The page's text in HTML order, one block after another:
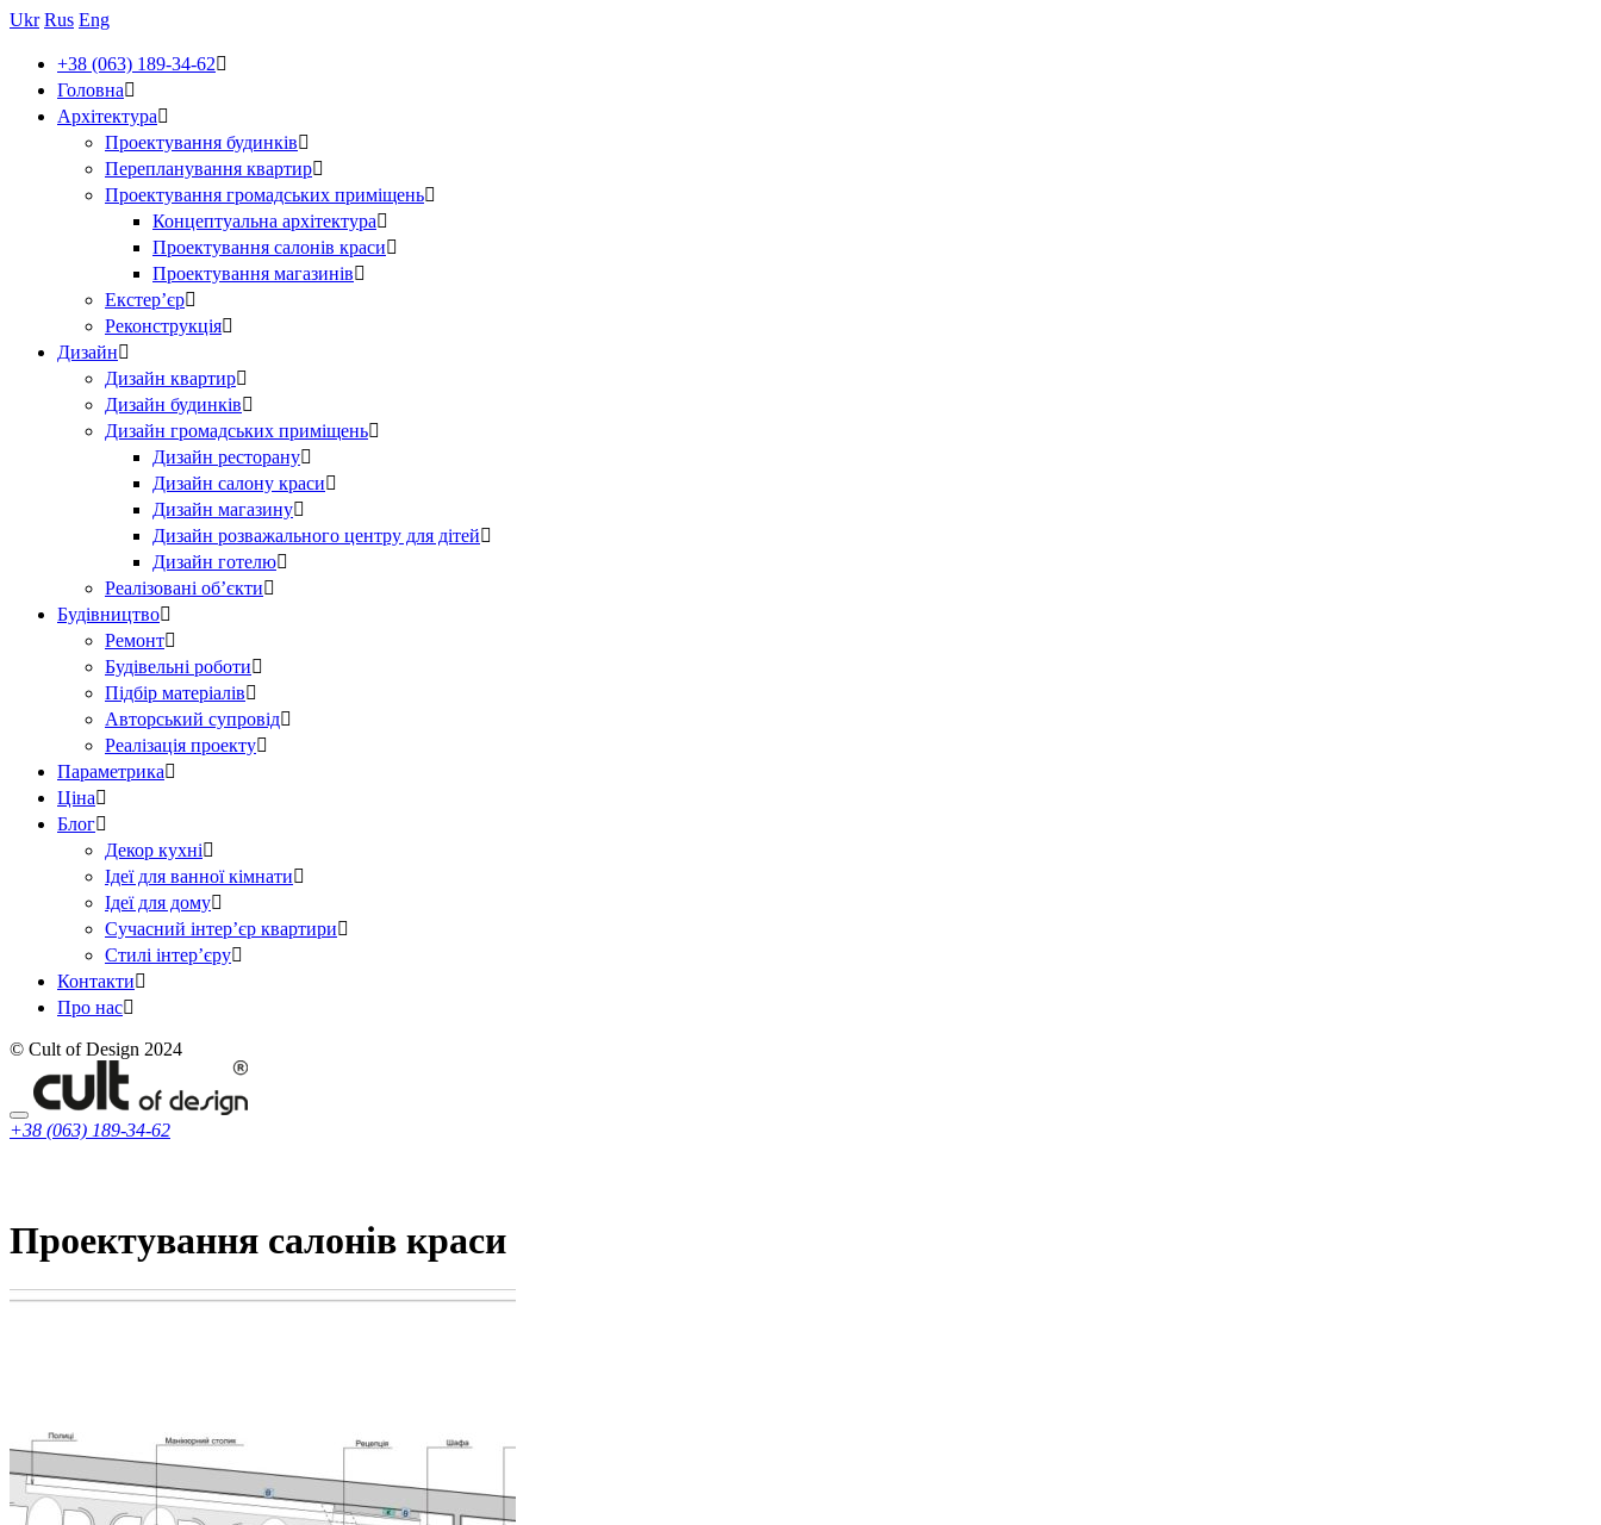
Ukr Rus Eng
+38 (063) 189-34-62
Головна
Архітектура
Проектування будинків
Перепланування квартир
Проектування громадських приміщень
Концептуальна архітектура
Проектування салонів краси
Проектування магазинів
Екстер’єр
Реконструкція
Дизайн
Дизайн квартир
Дизайн будинків
Дизайн громадських приміщень
Дизайн ресторану
Дизайн салону краси
Дизайн магазину
Дизайн розважального центру для дітей
Дизайн готелю
Реалізовані об’єкти
Будівництво
Ремонт
Будівельні роботи
Підбір матеріалів
Авторський супровід
Реалізація проекту
Параметрика
Ціна
Блог
Декор кухні
Ідеї для ванної кімнати
Ідеї для дому
Сучасний інтер’єр квартири
Стилі інтер’єру
Контакти
Про нас
© Cult of Design 2024
+38 (063) 189-34-62
Проектування салонів краси